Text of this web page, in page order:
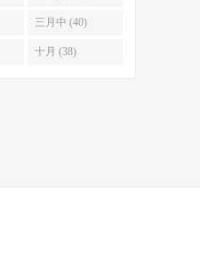
三月中 (40)
十月 (38)